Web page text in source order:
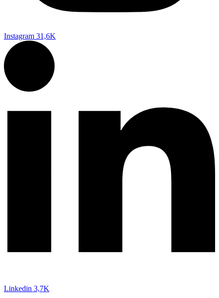
Instagram 31,6K
Linkedin 3,7K